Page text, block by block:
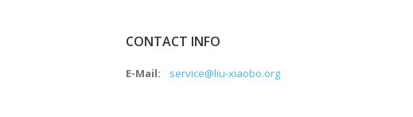
CONTACT INFO
E-Mail: service@liu-xiaobo.org